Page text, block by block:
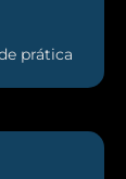
prática